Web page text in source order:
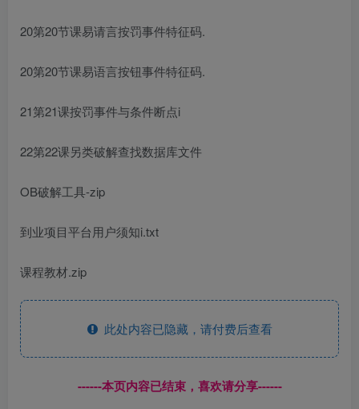
20第20节课易请言按罚事件特征码.
20第20节课易语言按钮事件特征码.
21第21课按罚事件与条件断点i
22第22课另类破解查找数据库文件
OB破解工具-zip
到业项目平台用户须知i.txt
课程教材.zip
此处内容已隐藏，请付费后查看
------本页内容已结束，喜欢请分享------